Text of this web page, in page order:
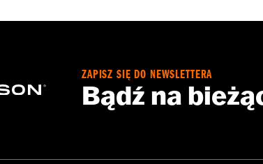
ZAPISZ SIĘ DO NEWSLETTERA
Bądź na